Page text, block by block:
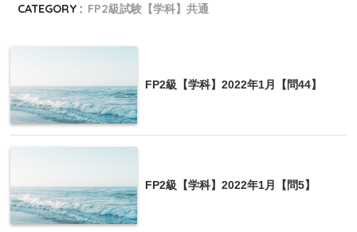
己の信用情報について、所定の手続きにより開示請
求することができる。
CATEGORY : FP2級試験【学科】共通
FP2級【学科】2022年1月【問44】
FP2級【学科】2022年1月【問5】